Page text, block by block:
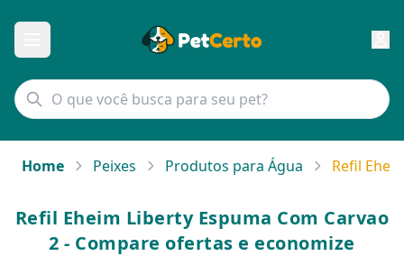
Home Peixes Produtos para Água Refil
Refil Eheim Liberty Espuma Com Carvao
2 - Compare ofertas e economize